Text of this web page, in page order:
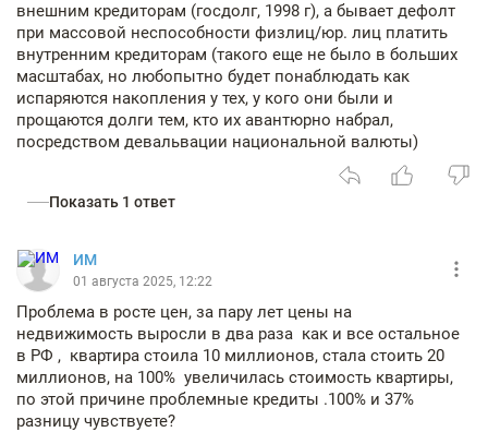
внешним кредиторам (госдолг, 1998 г), а бывает дефолт
при массовой неспособности физлиц/юр. лиц платить
внутренним кредиторам (такого еще не было в больших
масштабах, но любопытно будет понаблюдать как
испаряются накопления у тех, у кого они были и
прощаются долги тем, кто их авантюрно набрал,
посредством девальвации национальной валюты)
Показать 1 ответ
ИМ
01 августа 2025, 12:22
Проблема в росте цен, за пару лет цены на
недвижимость выросли в два раза как и все остальное
в РФ , квартира стоила 10 миллионов, стала стоить 20
миллионов, на 100% увеличилась стоимость квартиры,
по этой причине проблемные кредиты .100% и 37%
разницу чувствуете?